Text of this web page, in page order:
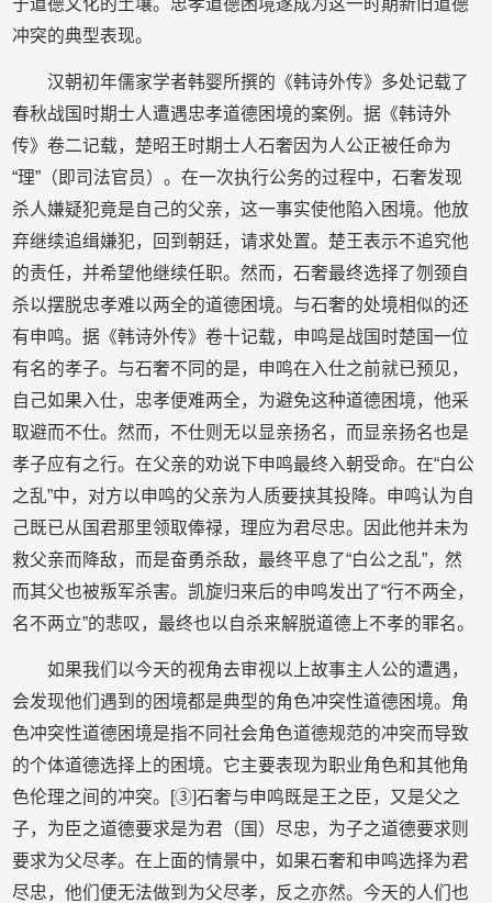
冲突的典型表现。
汉朝初年儒家学者韩婴所撰的《韩诗外传》多处记载了
春秋战国时期士人遭遇忠孝道德困境的案例。据《韩诗外
传》卷二记载，楚昭王时期士人石奢因为人公正被任命为
“理”（即司法官员）。在一次执行公务的过程中，石奢发现
杀人嫌疑犯竟是自己的父亲，这一事实使他陷入困境。他放
弃继续追缉嫌犯，回到朝廷，请求处置。楚王表示不追究他
的责任，并希望他继续任职。然而，石奢最终选择了刎颈自
杀以摆脱忠孝难以两全的道德困境。与石奢的处境相似的还
有申鸣。据《韩诗外传》卷十记载，申鸣是战国时楚国一位
有名的孝子。与石奢不同的是，申鸣在入仕之前就已预见，
自己如果入仕，忠孝便难两全，为避免这种道德困境，他采
取避而不仕。然而，不仕则无以显亲扬名，而显亲扬名也是
孝子应有之行。在父亲的劝说下申鸣最终入朝受命。在“白公
之乱”中，对方以申鸣的父亲为人质要挟其投降。申鸣认为自
己既已从国君那里领取俸禄，理应为君尽忠。因此他并未为
救父亲而降敌，而是奋勇杀敌，最终平息了“白公之乱”，然
而其父也被叛军杀害。凯旋归来后的申鸣发出了“行不两全，
名不两立”的悲叹，最终也以自杀来解脱道德上不孝的罪名。
如果我们以今天的视角去审视以上故事主人公的遭遇，
会发现他们遇到的困境都是典型的角色冲突性道德困境。角
色冲突性道德困境是指不同社会角色道德规范的冲突而导致
的个体道德选择上的困境。它主要表现为职业角色和其他角
色伦理之间的冲突。[③]石奢与申鸣既是王之臣，又是父之
子，为臣之道德要求是为君（国）尽忠，为子之道德要求则
要求为父尽孝。在上面的情景中，如果石奢和申鸣选择为君
尽忠，他们便无法做到为父尽孝，反之亦然。今天的人们也